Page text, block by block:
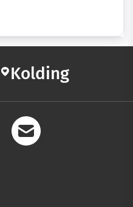
Kolding